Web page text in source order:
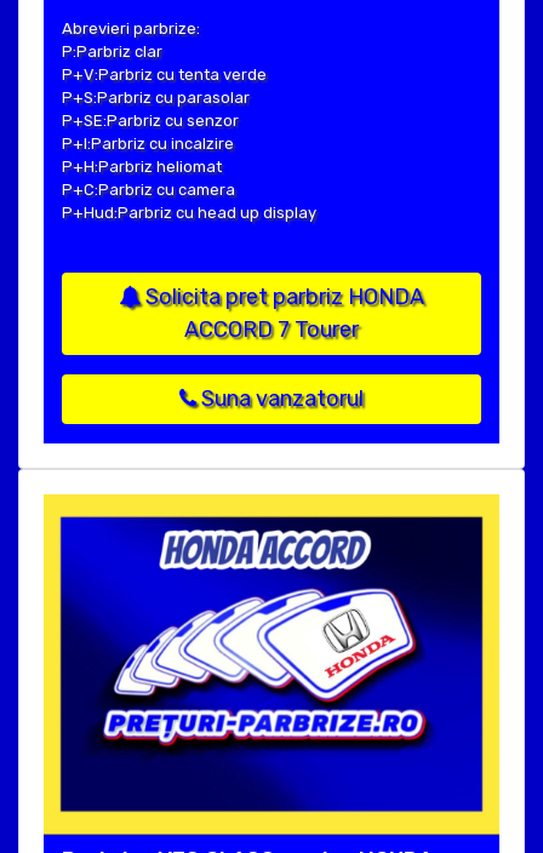
Abrevieri parbrize:
P:Parbriz clar
P+V:Parbriz cu tenta verde
P+S:Parbriz cu parasolar
P+SE:Parbriz cu senzor
P+I:Parbriz cu incalzire
P+H:Parbriz heliomat
P+C:Parbriz cu camera
P+Hud:Parbriz cu head up display
Solicita pret parbriz HONDA
ACCORD 7 Tourer
Suna vanzatorul